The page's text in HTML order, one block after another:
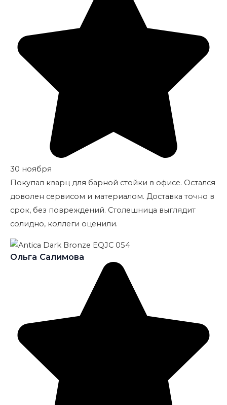
30 ноября
Покупал кварц для барной стойки в офисе. Остался
доволен сервисом и материалом. Доставка точно в
срок, без повреждений. Столешница выглядит
солидно, коллеги оценили.
Ольга Салимова